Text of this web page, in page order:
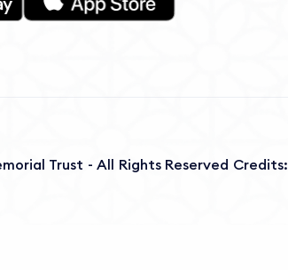
Trust - All Rights Reserved Credits: